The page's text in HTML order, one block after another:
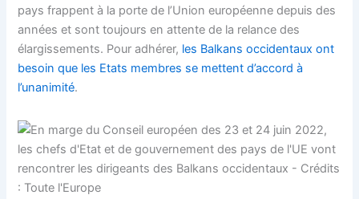
pays frappent à la porte de l’Union européenne depuis des
années et sont toujours en attente de la relance des
élargissements. Pour adhérer, les Balkans occidentaux ont
besoin que les Etats membres se mettent d’accord à
l’unanimité.